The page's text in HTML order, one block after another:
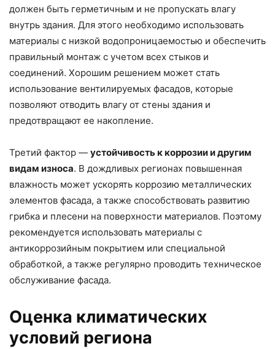
должен быть герметичным и не пропускать влагу
внутрь здания. Для этого необходимо использовать
материалы с низкой водопроницаемостью и обеспечить
правильный монтаж с учетом всех стыков и
соединений. Хорошим решением может стать
использование вентилируемых фасадов, которые
позволяют отводить влагу от стены здания и
предотвращают ее накопление.
Третий фактор — устойчивость к коррозии и другим
видам износа. В дождливых регионах повышенная
влажность может ускорять коррозию металлических
элементов фасада, а также способствовать развитию
грибка и плесени на поверхности материалов. Поэтому
рекомендуется использовать материалы с
антикоррозийным покрытием или специальной
обработкой, а также регулярно проводить техническое
обслуживание фасада.
Оценка климатических
условий региона